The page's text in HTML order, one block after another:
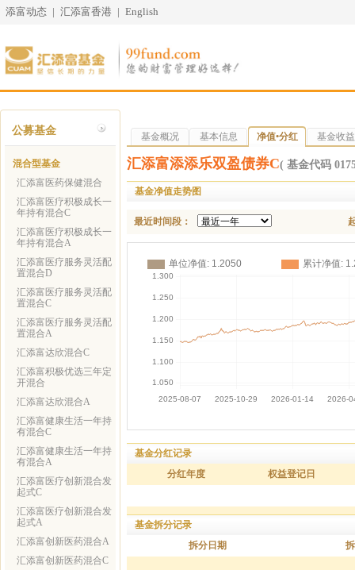
添富动态 | 汇添富香港 | English
公募基金
混合型基金
汇添富医药保健混合
汇添富医疗积极成长一
年持有混合C
汇添富医疗积极成长一
年持有混合A
汇添富医疗服务灵活配
置混合D
汇添富医疗服务灵活配
置混合C
汇添富医疗服务灵活配
置混合A
汇添富达欣混合C
汇添富积极优选三年定
开混合
汇添富达欣混合A
汇添富健康生活一年持
有混合C
汇添富健康生活一年持
有混合A
汇添富医疗创新混合发
起式C
汇添富医疗创新混合发
起式A
汇添富创新医药混合A
汇添富创新医药混合C
基金概况 基本信息 净值•分红 基金收益
汇添富添添乐双盈债券C( 基金代码
基金净值走势图
最近时间段：
基金分红记录
分红年度 权益登记日
基金拆分记录
拆分日期